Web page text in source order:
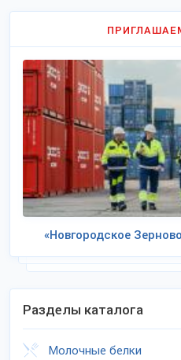
«Новгородское
Разделы каталога
Молочные белки